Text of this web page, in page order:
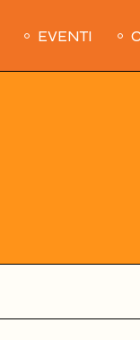
EVENTI